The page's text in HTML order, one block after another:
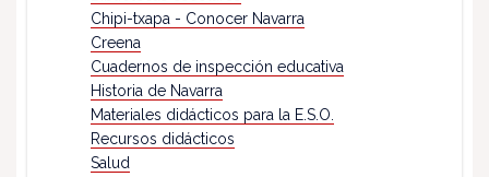
Chipi-txapa - Conocer Navarra
Creena
Cuadernos de inspección educativa
Historia de Navarra
Materiales didácticos para la E.S.O.
Recursos didácticos
Salud